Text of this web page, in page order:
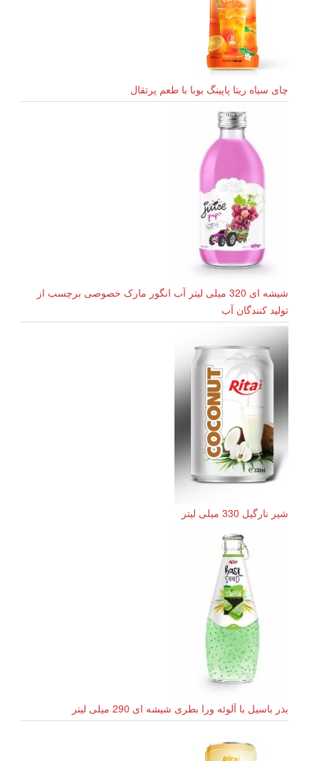
چای سیاه ریتا پاپینگ بوبا با طعم پرتقال
شیشه ای 320 میلی لیتر آب انگور مارک خصوصی برچسب از
تولید کنندگان آب
شیر نارگیل 330 میلی لیتر
بذر باسیل با آلوئه ورا بطری شیشه ای 290 میلی لیتر